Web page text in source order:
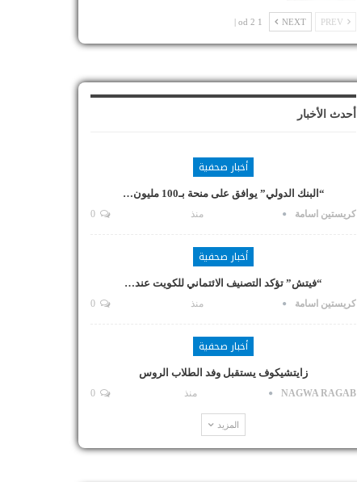
NEXT
1 od 2 |
أحدث الأخبار
أخبار صحفية
“البنك الدولي” يوافق على منحة بـ100 مليون…
كريستين اسامة منذ
أخبار صحفية
“فيتش” تؤكد التصنيف الائتماني للكويت عند…
كريستين اسامة منذ
أخبار صحفية
زايتشيكوف يستقبل وفد الطلاب الروس
NAGWA RAGAB منذ
المزيد